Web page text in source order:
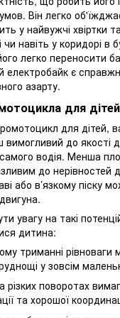
Він легко
у найвужчі хвіртки
чи навіть у коридорі в
легко переносити
електробайк є
азарту.
для дітей
для дітей,
вимогливий до якості
водія. Менша
до нерівностей
або в’язкому піску
увагу на такі
дитина:
триманні рівноваги
у зовсім
різких поворотах
та хорошої